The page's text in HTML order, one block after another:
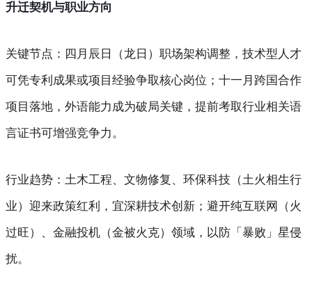
升迁契机与职业方向
关键节点 ：四月辰日（龙日）职场架构调整，技术型人才
可凭专利成果或项目经验争取核心岗位；十一月跨国合作
项目落地，外语能力成为破局关键，提前考取行业相关语
言证书可增强竞争力。
行业趋势 ：土木工程、文物修复、环保科技（土火相生行
业）迎来政策红利，宜深耕技术创新；避开纯互联网（火
过旺）、金融投机（金被火克）领域，以防「暴败」星侵
扰。